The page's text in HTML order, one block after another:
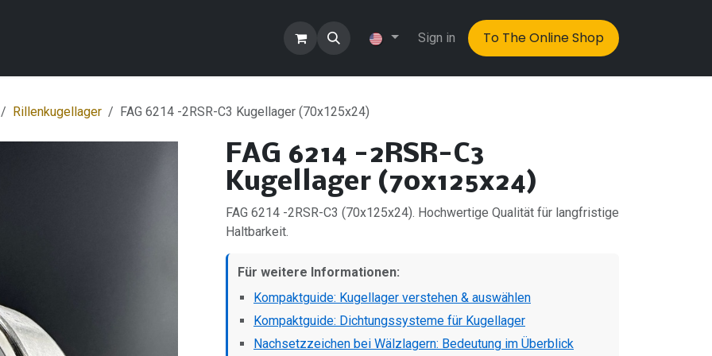
Sign in To The Online Shop
Rillenkugellager FAG 6214 -2RSR-C3 Kugellager (70x125x24)
FAG 6214 -2RSR-C3
Kugellager (70x125x24)
FAG 6214 -2RSR-C3 (70x125x24). Hochwertige Qualität für langfristige
Haltbarkeit.
Für weitere Informationen:
Kompaktguide: Kugellager verstehen & auswählen
Kompaktguide: Dichtungssysteme für Kugellager
Nachsetzzeichen bei Wälzlagern: Bedeutung im Überblick